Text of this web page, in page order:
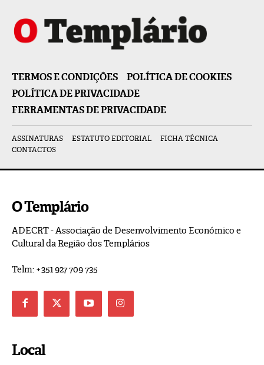
TERMOS E CONDIÇÕES
POLÍTICA DE COOKIES
POLÍTICA DE PRIVACIDADE
FERRAMENTAS DE PRIVACIDADE
ASSINATURAS ESTATUTO EDITORIAL
FICHA TÉCNICA
CONTACTOS
O Templário
ADECRT - Associação de Desenvolvimento Económico e
Cultural da Região dos Templários
Telm: +351 927 709 735
Local